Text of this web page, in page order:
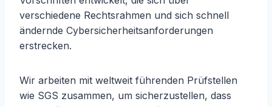
verschiedene Rechtsrahmen und sich schnell
ändernde Cybersicherheitsanforderungen
erstrecken.
Wir arbeiten mit weltweit führenden Prüfstellen
wie SGS zusammen, um sicherzustellen, dass